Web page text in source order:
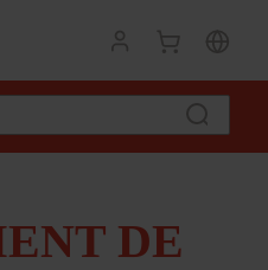
DE